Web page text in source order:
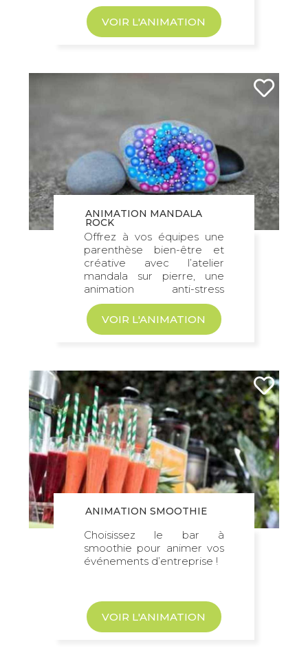
Si les participants souhaitent connaître
des astuces pour se confectionner des
CultureZen vous propose l’activité
. Ici, les fruits frais sont
boissons parfaites pour venir détoxifier
l’organisme. Une animation autour du
développement durable à faire !
Opter pour une animation de
développement durable en entreprise
naturelle
Vous avez envie de vous reconnecter à
des choses simples, mais spécialement
conçues pour vous ressourcer. Alors
trouver un atelier de rempotage
mains dans la terre, vos équipes
plantes et à réaliser de jolies
jardinières. Une activité de
développement durable en entreprise
idéale à refaire ensuite chez soi
facilement !
L’activité de développement durable en
entreprise passe aussi par l’atelier de
potager urbain. Les équipes
apprennent à faire pousser des fruits et
légumes dans un petit espace en
pleine ville. Ainsi, ils peuvent
atelier chez eux.
Cette animation de développement
VOIR L'ANIMATION
ANIMATION MANDALA
ROCK
Offrez à vos équipes une
parenthèse bien-être et
créative avec l’atelier
mandala sur pierre, une
animation anti-stress
favorisant...
VOIR L'ANIMATION
ANIMATION SMOOTHIE
Choisissez le bar à
smoothie pour animer vos
événements d’entreprise !
VOIR L'ANIMATION